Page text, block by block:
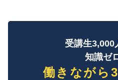
受講生3,000
知識ゼ
働きながら